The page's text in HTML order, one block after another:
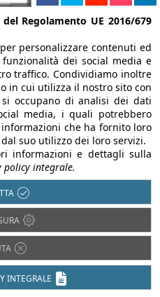
Regolamento UE 2016/679
personalizzare contenuti ed
dei social media e
traffico. Condividiamo inoltre
in cui utilizza il nostro sito con
occupano di analisi dei dati
media, i quali potrebbero
che ha fornito loro
suo utilizzo dei loro servizi.
informazioni e dettagli sulla
policy integrale.
INTEGRALE